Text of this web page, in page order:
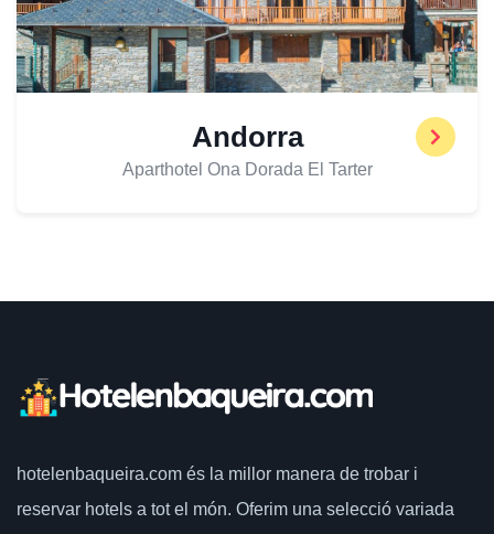
Andorra
Aparthotel Ona Dorada El Tarter
hotelenbaqueira.com és la millor manera de trobar i
reservar hotels a tot el món. Oferim una selecció variada